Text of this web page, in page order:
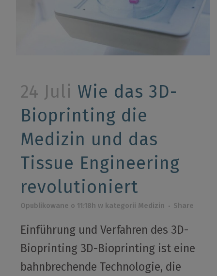
24 Juli Wie das 3D-
Bioprinting die
Medizin und das
Tissue Engineering
revolutioniert
Opublikowane o 11:18h w kategorii Medizin Share
Einführung und Verfahren des 3D-
Bioprinting 3D-Bioprinting ist eine
bahnbrechende Technologie, die